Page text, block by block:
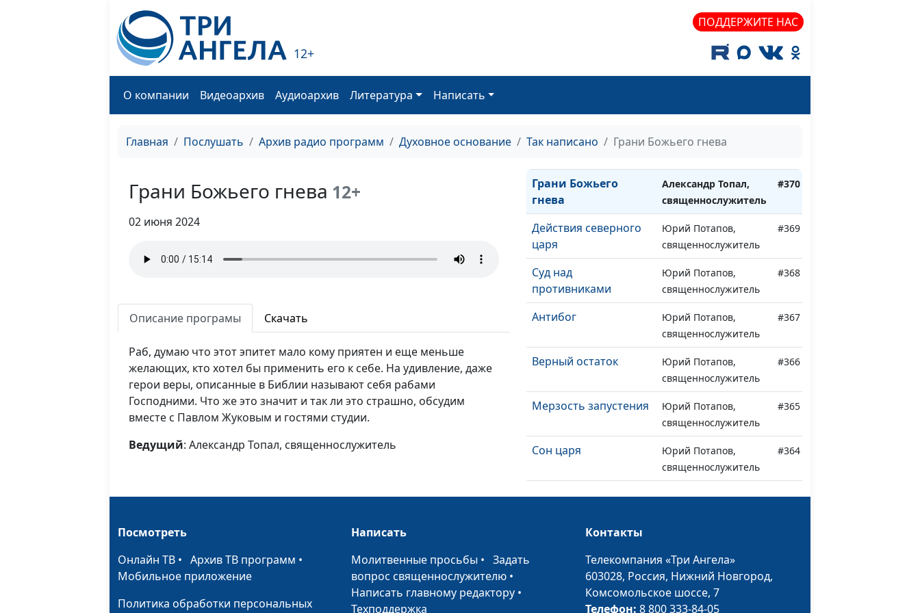
12+
ПОДДЕРЖИТЕ НАС
О компании Видеоархив Аудиоархив Литература Написать
Главная Послушать Архив радио программ Духовное основание Так написано Грани Божьего гнева
Грани Божьего гнева 12+
02 июня 2024
Описание програмы Скачать
Раб, думаю что этот эпитет мало кому приятен и еще меньше
желающих, кто хотел бы применить его к себе. На удивление, даже
герои веры, описанные в Библии называют себя рабами
Господними. Что же это значит и так ли это страшно, обсудим
вместе с Павлом Жуковым и гостями студии.
Ведущий: Александр Топал, священнослужитель
священнослужитель
Александр Топал,
#373
священнослужитель
Четыре принципа
Александр Топал,
Грани Божьего
гнева
Александр Топал,
священнослужитель
#370
Действия северного
царя
Юрий Потапов,
священнослужитель
#369
Суд над
противниками
Юрий Потапов,
священнослужитель
#368
Антибог
Юрий Потапов,
священнослужитель
#367
Верный остаток
Юрий Потапов,
священнослужитель
#366
Мерзость запустения
Юрий Потапов,
священнослужитель
#365
Сон царя
Юрий Потапов,
священнослужитель
#364
Христос в книге
Юрий Потапов,
#363
Истинная вера
священнослужитель
Особый путь
Валерий Переверзин,
священнослужитель
Посмотреть
Онлайн ТВ • Архив ТВ программ •
Мобильное приложение
Политика обработки персональных
Написать
Молитвенные просьбы •Задать
вопрос священнослужителю •
Написать главному редактору •
Техподдержка
Контакты
Телекомпания «Три Ангела»
603028, Россия, Нижний Новгород,
Комсомольское шоссе, 7
Телефон: 8 800 333-84-05